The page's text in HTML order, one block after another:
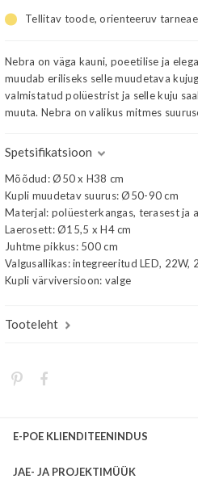
Tellitav toode, orienteeruv
Nebra on väga kauni, poeetilise ja
muudab eriliseks selle muudetava
valmistatud polüestrist ja selle kuju
muuta. Nebra on valikus mitmes
Spetsifikatsioon
Mõõdud: Ø50 x H38 cm
Kupli muudetav suurus: Ø50-90 cm
Materjal: polüesterkangas, terasest ja
Laerosett: Ø15,5 x H4 cm
Juhtme pikkus: 500 cm
Valgusallikas: integreeritud LED, 22W,
Kupli värviversioon: valge
Tooteleht
E-POE KLIENDITEENINDUS
JAE- JA PROJEKTIMÜÜK